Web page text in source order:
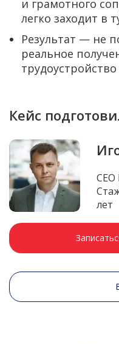
и грамотного
легко заходит в
Результат — не
реальное
Кейс
лет